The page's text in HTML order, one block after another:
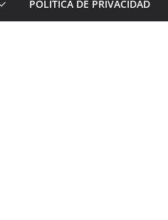
POLÍTICA DE PRIVACIDAD